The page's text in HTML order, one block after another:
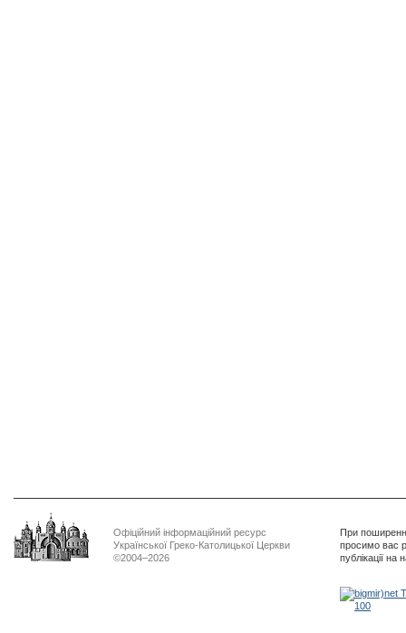
Офіційний інформаційний ресурс
Української Греко-Католицької Церкви
©2004–2026
При
просимо вас
публікації на